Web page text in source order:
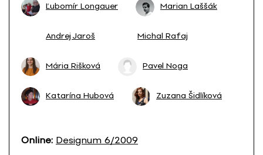
Ľubomír Longauer Marian Laššák
Andrej Jaroš Michal Rafaj
Mária Rišková Pavel Noga
Katarína Hubová Zuzana Šidlíková
Online: Designum 6/2009